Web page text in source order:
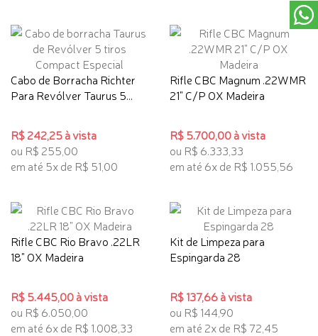
Cabo de Borracha Richter
Para Revólver Taurus 5...
R$ 242,25 à vista
ou R$ 255,00
em até 5x de R$ 51,00
Rifle CBC Magnum .22WMR
21" C/P OX Madeira
R$ 5.700,00 à vista
ou R$ 6.333,33
em até 6x de R$ 1.055,56
Rifle CBC Rio Bravo .22LR
18" OX Madeira
R$ 5.445,00 à vista
ou R$ 6.050,00
em até 6x de R$ 1.008,33
Kit de Limpeza para
Espingarda 28
R$ 137,66 à vista
ou R$ 144,90
em até 2x de R$ 72,45